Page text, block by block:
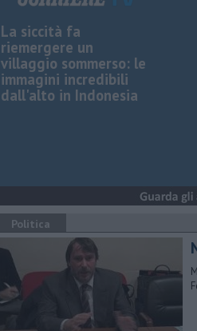
La siccità fa
riemergere un
villaggio sommerso: le
immagini incredibili
dall'alto in Indonesia
Politica